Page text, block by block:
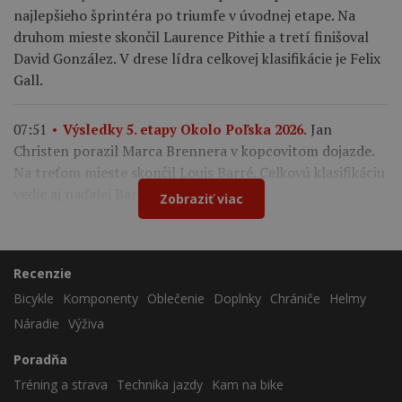
najlepšieho šprintéra po triumfe v úvodnej etape. Na
druhom mieste skončil Laurence Pithie a tretí finišoval
David González. V drese lídra celkovej klasifikácie je Felix
Gall.
07:51 Výsledky 5. etapy Okolo Poľska 2026. Jan
Christen porazil Marca Brennera v kopcovitom dojazde.
Na treťom mieste skončil Louis Barré. Celkovú klasifikáciu
vedie aj naďalej Bart Lemmen.
Zobraziť viac
Recenzie
Bicykle
Komponenty Oblečenie Doplnky Chrániče
Helmy
Náradie Výživa
Poradňa
Tréning a strava
Technika jazdy
Kam na bike